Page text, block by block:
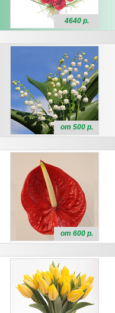
4640 р.
от 500 р.
от 600 р.